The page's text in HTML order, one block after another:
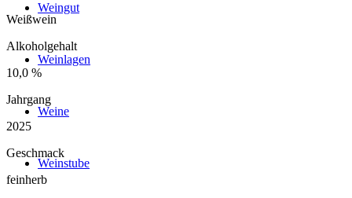
Weingut
Weinlagen
Weine
Weinstube
Weißwein
Alkoholgehalt
10,0 %
Jahrgang
2025
Geschmack
feinherb